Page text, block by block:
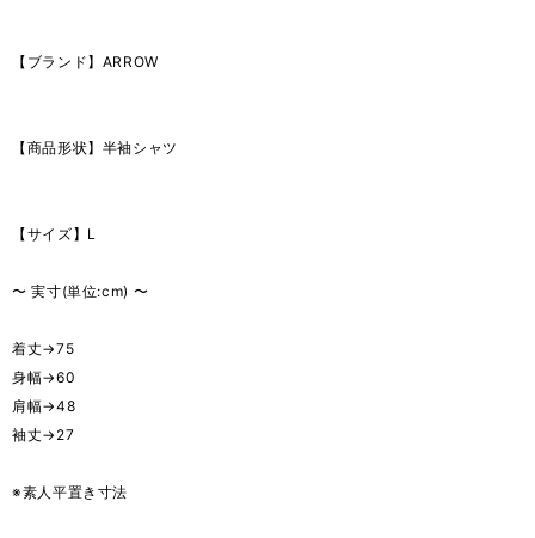
【ブランド】ARROW
【商品形状】半袖シャツ
【サイズ】L
〜 実寸(単位:cm) 〜
着丈→75
身幅→60
肩幅→48
袖丈→27
※素人平置き寸法